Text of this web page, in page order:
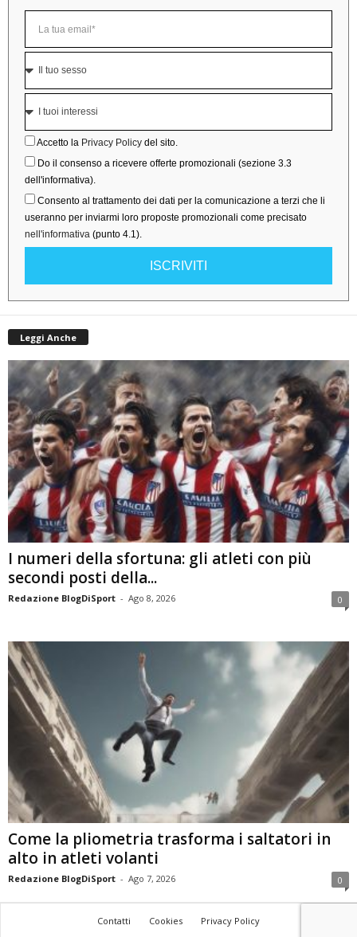
Accetto la Privacy Policy del sito.
Do il consenso a ricevere offerte promozionali (sezione 3.3
dell'informativa).
Consento al trattamento dei dati per la comunicazione a terzi che li
useranno per inviarmi loro proposte promozionali come precisato
nell'informativa (punto 4.1).
ISCRIVITI
Leggi Anche
I numeri della sfortuna: gli atleti con più
secondi posti della...
Redazione BlogDiSport - Ago 8, 2026 0
Come la pliometria trasforma i saltatori in
alto in atleti volanti
Redazione BlogDiSport - Ago 7, 2026 0
Contatti Cookies Privacy Policy